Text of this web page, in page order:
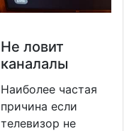
Не ловит
каналалы
Наиболее частая
причина если
телевизор не